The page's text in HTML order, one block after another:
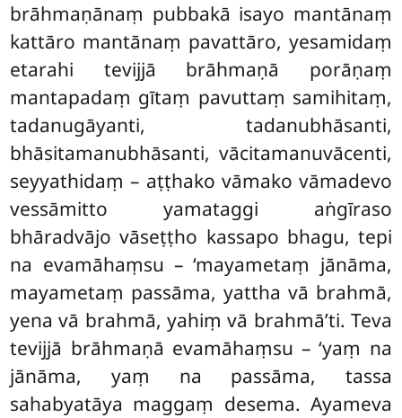
brāhmaṇānaṃ pubbakā isayo mantānaṃ
kattāro mantānaṃ pavattāro, yesamidaṃ
etarahi tevijjā brāhmaṇā porāṇaṃ
mantapadaṃ gītaṃ pavuttaṃ samihitaṃ,
tadanugāyanti, tadanubhāsanti,
bhāsitamanubhāsanti, vācitamanuvācenti,
seyyathidaṃ – aṭṭhako vāmako vāmadevo
vessāmitto yamataggi aṅgīraso
bhāradvājo vāseṭṭho kassapo bhagu, tepi
na evamāhaṃsu – ‘mayametaṃ jānāma,
mayametaṃ passāma, yattha vā brahmā,
yena vā brahmā, yahiṃ vā brahmā’ti. Teva
tevijjā brāhmaṇā evamāhaṃsu – ‘yaṃ na
jānāma, yaṃ na passāma, tassa
sahabyatāya maggaṃ desema. Ayameva